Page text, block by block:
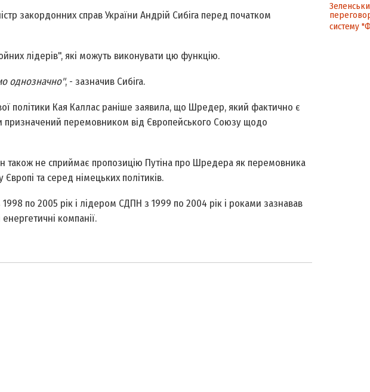
закордонних справ України Андрій Сибіга перед початком
лідерів", які можуть виконувати цю функцію.
однозначно", - зазначив Сибіга.
політики Кая Каллас раніше заявила, що Шредер, який фактично є
призначений перемовником від Європейського Союзу щодо
також не сприймає пропозицію Путіна про Шредера як перемовника
та серед німецьких політиків.
по 2005 рік і лідером СДПН з 1999 по 2004 рік і роками зазнавав
компанії.
систему